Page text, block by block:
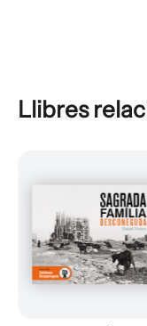
Llibres